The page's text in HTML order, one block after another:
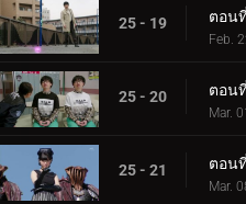
25 - 19 ตอน
Feb.
25 - 20
Mar.
25 - 21
Mar.